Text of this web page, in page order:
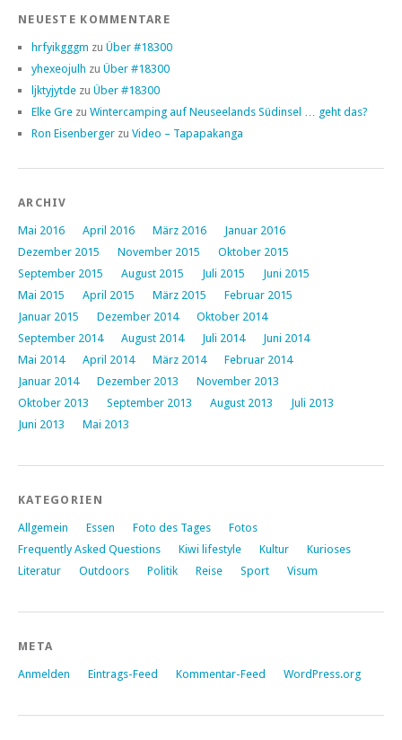
NEUESTE KOMMENTARE
hrfyikgggm zu Über #18300
yhexeojulh zu Über #18300
ljktyjytde zu Über #18300
Elke Gre zu Wintercamping auf Neuseelands Südinsel … geht das?
Ron Eisenberger zu Video – Tapapakanga
ARCHIV
Mai 2016 April 2016 März 2016
Januar 2016
Dezember 2015
November 2015
Oktober 2015
September 2015
August 2015 Juli 2015
Juni 2015
Mai 2015
April 2015 März 2015
Februar 2015
Januar 2015
Dezember 2014
Oktober 2014
September 2014
August 2014 Juli 2014
Juni 2014
Mai 2014
April 2014 März 2014
Februar 2014
Januar 2014
Dezember 2013
November 2013
Oktober 2013
September 2013 August 2013
Juli 2013
Juni 2013
Mai 2013
KATEGORIEN
Allgemein Essen Foto des Tages
Fotos
Frequently Asked Questions
Kiwi lifestyle Kultur
Kurioses
Literatur
Outdoors Politik Reise Sport Visum
META
Anmelden Eintrags-Feed Kommentar-Feed WordPress.org